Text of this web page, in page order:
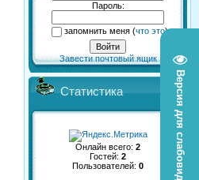
Версия для слабовидящих
Пароль:
запомнить меня(что это)
Завести почтовый ящик
Статистика
Онлайн всего: 2
Гостей: 2
Пользователей: 0